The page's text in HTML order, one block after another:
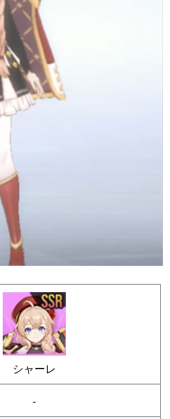
シャーレ
-